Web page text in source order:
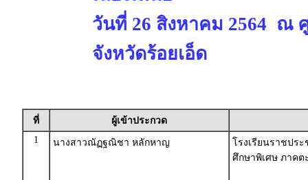
วันที่ 26 สิงหาคม 2564 ณ
จังหวัดร้อยเอ็ด
ที่
ผู้เข้าประกวด
1
นางสาวณัฏฐณิชา หลักหาญ
โรงเรียนราชปร
ศึกษาพิเศษ ภาคต